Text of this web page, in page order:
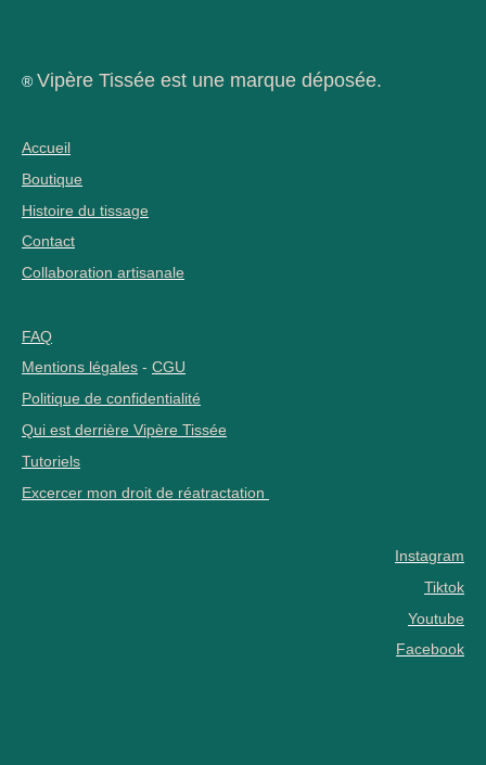
® Vipère Tissée est une marque déposée.
Accueil
Boutique
Histoire du tissage
Contact
Collaboration artisanale
FAQ
Mentions légales - CGU
Politique de confidentialité
Qui est derrière Vipère Tissée
Tutoriels
Excercer mon droit de réatractation
Instagram
Tiktok
Youtube
Facebook